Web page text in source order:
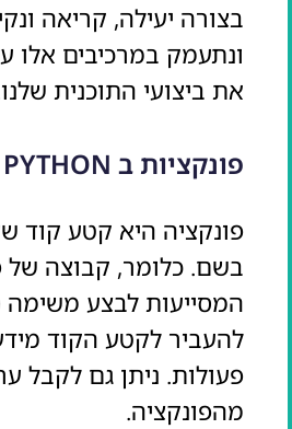
בצורה יעילה, קריאה
ונתעמק במרכיבים אלו
את ביצועי התוכנית
פונקציות ב PYTHON
פונקציה היא קטע קוד
בשם. כלומר, קבוצה של
המסייעות לבצע משימה
להעביר לקטע הקוד
פעולות. ניתן גם לקבל
מהפונקציה.